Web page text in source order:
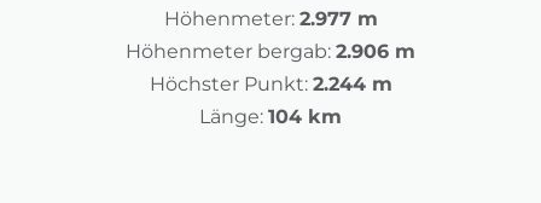
Höhenmeter: 2.977 m
Höhenmeter bergab: 2.906 m
Höchster Punkt: 2.244 m
Länge: 104 km